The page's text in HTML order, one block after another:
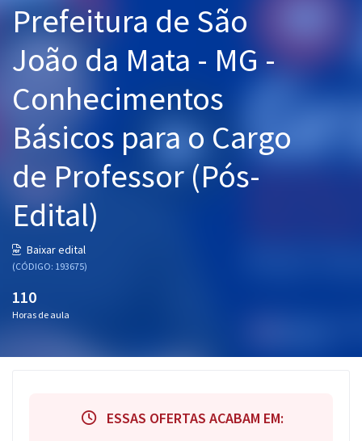
Cursos 20% OFF
Pós
Graduação
OAB
Mentorias
Questões grátis
Blog
Aprovados
Prefeitura de São
João da Mata - MG -
Conhecimentos
Básicos para o Cargo
de Professor (Pós-
Edital)
Baixar edital
(CÓDIGO: 193675)
110
Horas de aula
ESSAS OFERTAS ACABAM EM: